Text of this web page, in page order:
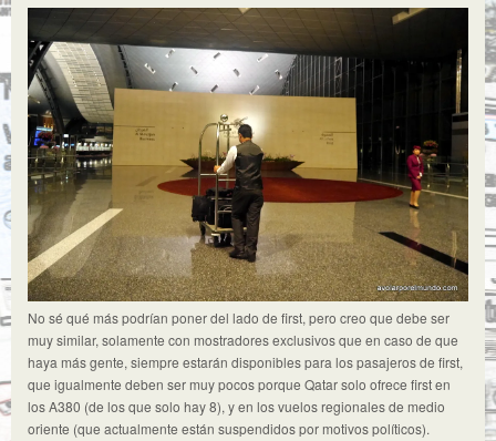
No sé qué más podrían poner del lado de first, pero creo que debe ser
muy similar, solamente con mostradores exclusivos que en caso de que
haya más gente, siempre estarán disponibles para los pasajeros de first,
que igualmente deben ser muy pocos porque Qatar solo ofrece first en
los A380 (de los que solo hay 8), y en los vuelos regionales de medio
oriente (que actualmente están suspendidos por motivos políticos).